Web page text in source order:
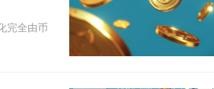
完全由币